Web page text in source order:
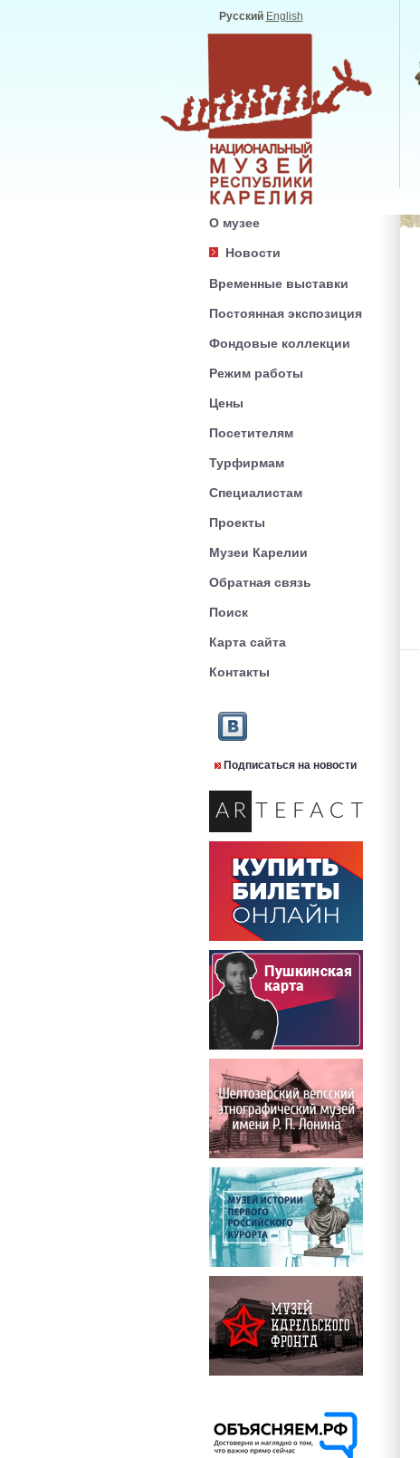
Русский English
О музее
Новости
Временные выставки
Постоянная экспозиция
Фондовые коллекции
Режим работы
Цены
Посетителям
Турфирмам
Специалистам
Проекты
Музеи Карелии
Обратная связь
Поиск
Карта сайта
Контакты
Подписаться на новости